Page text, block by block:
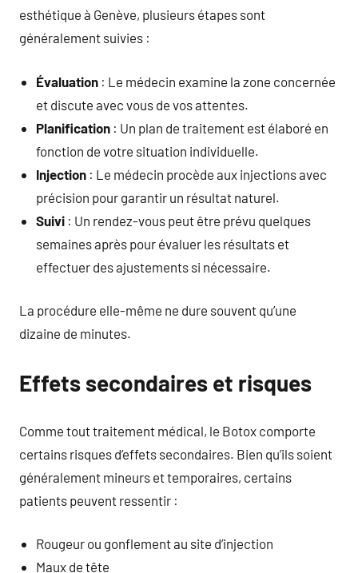
esthétique à Genève, plusieurs étapes sont
généralement suivies :
Évaluation : Le médecin examine la zone concernée
et discute avec vous de vos attentes.
Planification : Un plan de traitement est élaboré en
fonction de votre situation individuelle.
Injection : Le médecin procède aux injections avec
précision pour garantir un résultat naturel.
Suivi : Un rendez-vous peut être prévu quelques
semaines après pour évaluer les résultats et
effectuer des ajustements si nécessaire.
La procédure elle-même ne dure souvent qu’une
dizaine de minutes.
Effets secondaires et risques
Comme tout traitement médical, le Botox comporte
certains risques d’effets secondaires. Bien qu’ils soient
généralement mineurs et temporaires, certains
patients peuvent ressentir :
Rougeur ou gonflement au site d’injection
Maux de tête